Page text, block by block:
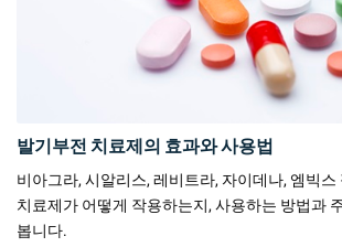
발기부전 치료제의 효과와 사용법
비아그라, 시알리스, 레비트라, 자이데나, 엠빅스
치료제가 어떻게 작용하는지, 사용하는 방법과
봅니다.